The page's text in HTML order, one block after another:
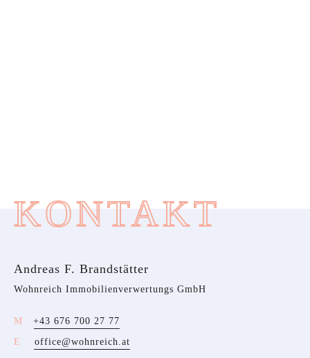
KONTAKT
Andreas F. Brandstätter
Wohnreich Immobilienverwertungs GmbH
+43 676 700 27 77
office@wohnreich.at